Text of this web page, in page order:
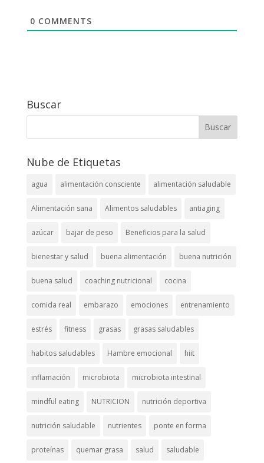
0 COMMENTS
Buscar
Nube de Etiquetas
agua alimentación consciente alimentación saludable
Alimentación sana Alimentos saludables antiaging
azúcar bajar de peso Beneficios para la salud
bienestar y salud buena alimentación buena nutrición
buena salud coaching nutricional cocina
comida real embarazo emociones entrenamiento
estrés fitness grasas grasas saludables
habitos saludables Hambre emocional hiit
inflamación microbiota microbiota intestinal
mindful eating NUTRICION nutrición deportiva
nutrición saludable nutrientes ponte en forma
proteínas quemar grasa salud saludable